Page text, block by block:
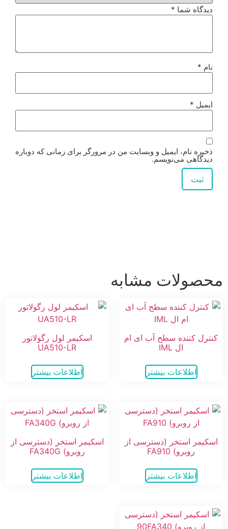
دیدگاه شما *
نام *
ایمیل *
ذخیره نام، ایمیل و وبسایت من در مرورگر برای زمانی که دوباره
دیدگاهی می‌نویسم.
محصولات مشابه
کنترل کننده سطح آب ای ام
ال IML
اطلاعات بیشتر
اسکیمر لول رگولاتور
UA510-LR
اطلاعات بیشتر
اسکیمر استخر (دسترسی از
روبرو) FA910
اطلاعات بیشتر
اسکیمر استخر (دسترسی از
روبرو) FA340G
اطلاعات بیشتر